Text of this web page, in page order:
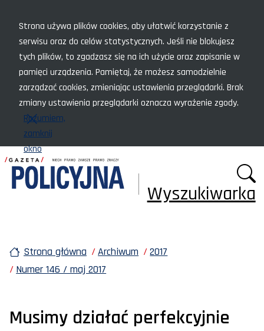
Strona używa plików cookies, aby ułatwić korzystanie z
serwisu oraz do celów statystycznych. Jeśli nie blokujesz
tych plików, to zgadzasz się na ich użycie oraz zapisanie w
pamięci urządzenia. Pamiętaj, że możesz samodzielnie
zarządzać cookies, zmieniając ustawienia przeglądarki. Brak
zmiany ustawienia przeglądarki oznacza wyrażenie zgody.
Rozumiem,
zamknij
okno
Wyszukiwarka
Strona główna Archiwum
2017
Numer 146 / maj 2017
Musimy działać perfekcyjnie